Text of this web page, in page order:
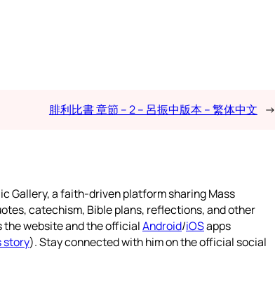
腓利比書 章節 – 2 – 呂振中版本 – 繁体中文 →
Gallery, a faith-driven platform sharing Mass
catechism, Bible plans, reflections, and other
the website and the officialAndroid/iOSapps
story). Stay connected with him on the official social